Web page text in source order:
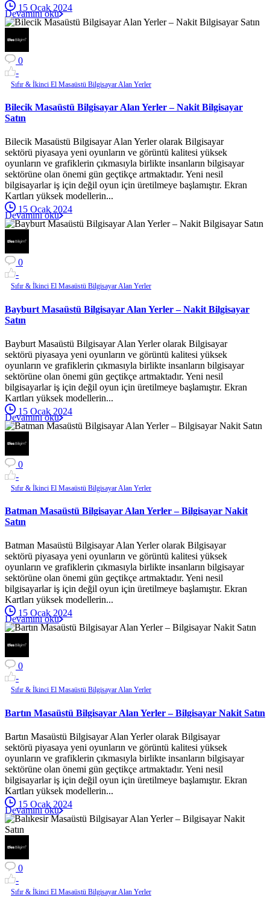
15 Ocak 2024
Devamını oku
0
-
Sıfır & İkinci El Masaüstü Bilgisayar Alan Yerler
Bilecik Masaüstü Bilgisayar Alan Yerler – Nakit Bilgisayar
Satın
Bilecik Masaüstü Bilgisayar Alan Yerler olarak Bilgisayar
sektörü piyasaya yeni oyunların ve görüntü kalitesi yüksek
oyunların ve grafiklerin çıkmasıyla birlikte insanların bilgisayar
sektörüne olan önemi gün geçtikçe artmaktadır. Yeni nesil
bilgisayarlar iş için değil oyun için üretilmeye başlamıştır. Ekran
Kartları yüksek modellerin...
15 Ocak 2024
Devamını oku
0
-
Sıfır & İkinci El Masaüstü Bilgisayar Alan Yerler
Bayburt Masaüstü Bilgisayar Alan Yerler – Nakit Bilgisayar
Satın
Bayburt Masaüstü Bilgisayar Alan Yerler olarak Bilgisayar
sektörü piyasaya yeni oyunların ve görüntü kalitesi yüksek
oyunların ve grafiklerin çıkmasıyla birlikte insanların bilgisayar
sektörüne olan önemi gün geçtikçe artmaktadır. Yeni nesil
bilgisayarlar iş için değil oyun için üretilmeye başlamıştır. Ekran
Kartları yüksek modellerin...
15 Ocak 2024
Devamını oku
0
-
Sıfır & İkinci El Masaüstü Bilgisayar Alan Yerler
Batman Masaüstü Bilgisayar Alan Yerler – Bilgisayar Nakit
Satın
Batman Masaüstü Bilgisayar Alan Yerler olarak Bilgisayar
sektörü piyasaya yeni oyunların ve görüntü kalitesi yüksek
oyunların ve grafiklerin çıkmasıyla birlikte insanların bilgisayar
sektörüne olan önemi gün geçtikçe artmaktadır. Yeni nesil
bilgisayarlar iş için değil oyun için üretilmeye başlamıştır. Ekran
Kartları yüksek modellerin...
15 Ocak 2024
Devamını oku
0
-
Sıfır & İkinci El Masaüstü Bilgisayar Alan Yerler
Bartın Masaüstü Bilgisayar Alan Yerler – Bilgisayar Nakit Satın
Bartın Masaüstü Bilgisayar Alan Yerler olarak Bilgisayar
sektörü piyasaya yeni oyunların ve görüntü kalitesi yüksek
oyunların ve grafiklerin çıkmasıyla birlikte insanların bilgisayar
sektörüne olan önemi gün geçtikçe artmaktadır. Yeni nesil
bilgisayarlar iş için değil oyun için üretilmeye başlamıştır. Ekran
Kartları yüksek modellerin...
15 Ocak 2024
Devamını oku
0
-
Sıfır & İkinci El Masaüstü Bilgisayar Alan Yerler